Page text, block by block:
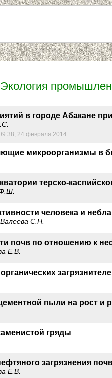
Экология
в городе Абакане
24 февраля 2014
микроорганизмы в
терско-
человека и
С.Н.
почв по отношению к
Е.В.
пыли на рост и
гряды
загрязнения
Е.В.